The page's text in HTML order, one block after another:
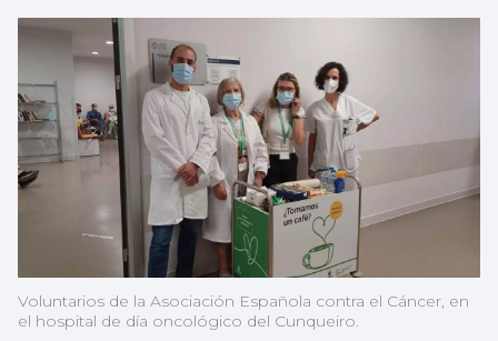
Voluntarios de la Asociación Española contra el Cáncer, en
el hospital de día oncológico del Cunqueiro.